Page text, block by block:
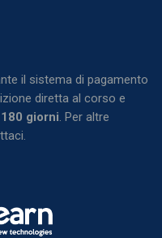
il sistema di pagamento
diretta al corso e
180 giorni. Per altre